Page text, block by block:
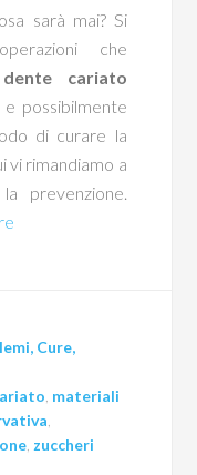
sarà mai? Si
che
cariato
possibilmente
di curare la
vi rimandiamo a
prevenzione.
Cure,
materiali
zuccheri